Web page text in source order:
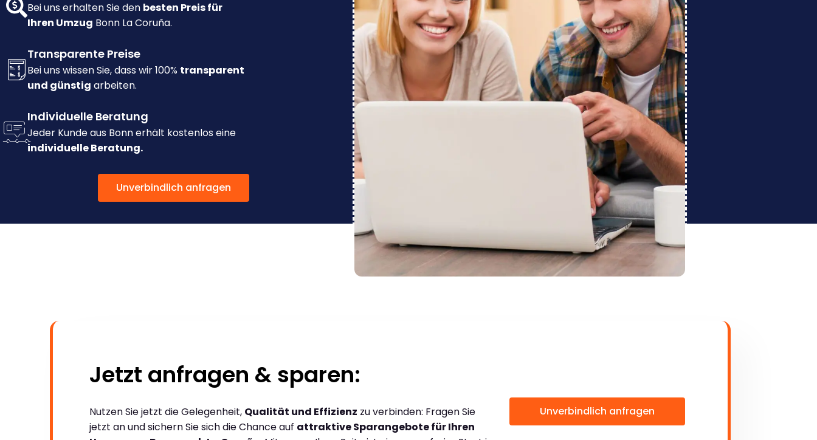
Bei uns erhalten Sie den besten Preis für
Ihren Umzug Bonn La Coruña.
Transparente Preise
Bei uns wissen Sie, dass wir 100% transparent
und günstig arbeiten.
Individuelle Beratung
Jeder Kunde aus Bonn erhält kostenlos eine
individuelle Beratung.
Unverbindlich anfragen
Jetzt anfragen & sparen:
Nutzen Sie jetzt die Gelegenheit, Qualität und Effizienz zu verbinden: Fragen Sie
jetzt an und sichern Sie sich die Chance auf attraktive Sparangebote für Ihren
Unverbindlich anfragen